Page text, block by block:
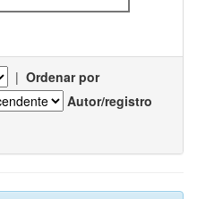
| Ordenar por
Autor/registro